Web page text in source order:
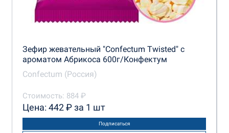
Зефир жевательный "Confectum Twisted" с
ароматом Абрикоса 600г/Конфектум
Confectum (Россия)
Стоимость: 884 ₽
Цена: 442 ₽ за 1 шт
Подписаться